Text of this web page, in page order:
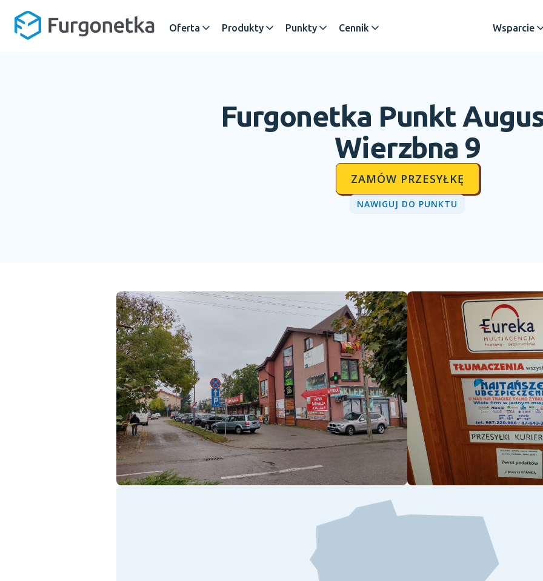
Oferta Produkty Punkty Cennik Wsparcie
Furgonetka Punkt
Wierzbna 9
ZAMÓW PRZESYŁKĘ
NAWIGUJ DO PUNKTU